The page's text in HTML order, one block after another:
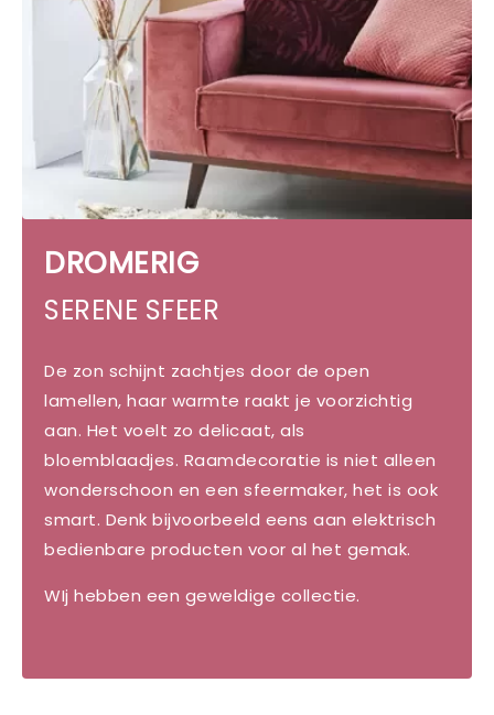
DROMERIG
SERENE SFEER
De zon schijnt zachtjes door de open
lamellen, haar warmte raakt je voorzichtig
aan. Het voelt zo delicaat, als
bloemblaadjes. Raamdecoratie is niet alleen
wonderschoon en een sfeermaker, het is ook
smart. Denk bijvoorbeeld eens aan elektrisch
bedienbare producten voor al het gemak.
WIj hebben een geweldige collectie.